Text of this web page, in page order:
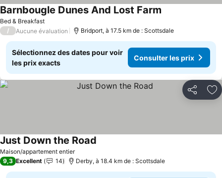
Bed & Breakfast
Barnbougle Dunes And Lost Farm
/ Aucune évaluation Bridport, à 17.5 km de : Scottsdale
Sélectionnez des dates pour voir
les prix exacts
Consulter les prix
Partager
Maison/appartement entier
Just Down the Road
9,3 Excellent 14 Derby, à 18.4 km de : Scottsdale